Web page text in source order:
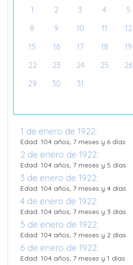
1
2 3 4 5
8
9 10 11 12
15
16 17 18 19
22
23 24 25 26
29
30 31
1 de enero de 1922:
Edad: 104 años, 7 meses y 6 días
2 de enero de 1922:
Edad: 104 años, 7 meses y 5 días
3 de enero de 1922:
Edad: 104 años, 7 meses y 4 días
4 de enero de 1922:
Edad: 104 años, 7 meses y 3 días
5 de enero de 1922:
Edad: 104 años, 7 meses y 2 días
6 de enero de 1922:
Edad: 104 años, 7 meses y 1 días